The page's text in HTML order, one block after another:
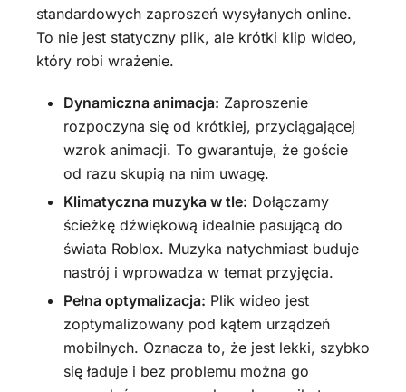
standardowych zaproszeń wysyłanych online.
To nie jest statyczny plik, ale krótki klip wideo,
który robi wrażenie.
Dynamiczna animacja: Zaproszenie
rozpoczyna się od krótkiej, przyciągającej
wzrok animacji. To gwarantuje, że goście
od razu skupią na nim uwagę.
Klimatyczna muzyka w tle: Dołączamy
ścieżkę dźwiękową idealnie pasującą do
świata Roblox. Muzyka natychmiast buduje
nastrój i wprowadza w temat przyjęcia.
Pełna optymalizacja: Plik wideo jest
zoptymalizowany pod kątem urządzeń
mobilnych. Oznacza to, że jest lekki, szybko
się ładuje i bez problemu można go